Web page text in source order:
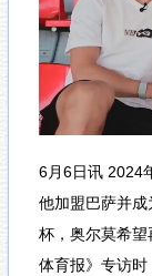
6月6日讯 2024
他加盟巴萨并
杯，奥尔莫希
体育报》专访时